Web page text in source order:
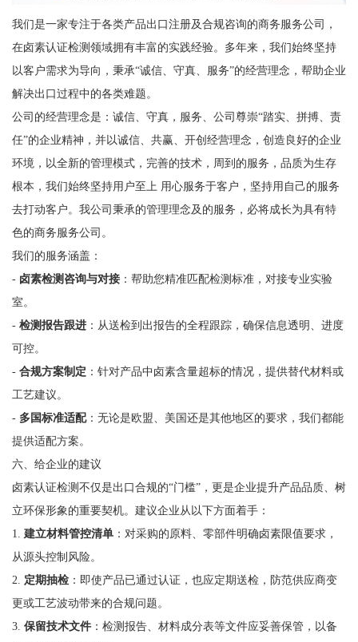
我们是一家专注于各类产品出口注册及合规咨询的商务服务公司，
在卤素认证检测领域拥有丰富的实践经验。多年来，我们始终坚持
以客户需求为导向，秉承“诚信、守真、服务”的经营理念，帮助企业
解决出口过程中的各类难题。
公司的经营理念是：诚信、守真，服务、公司尊崇“踏实、拼搏、责
任”的企业精神，并以诚信、共赢、开创经营理念，创造良好的企业
环境，以全新的管理模式，完善的技术，周到的服务，品质为生存
根本，我们始终坚持用户至上 用心服务于客户，坚持用自己的服务
去打动客户。我公司秉承的管理理念及的服务，必将成长为具有特
色的商务服务公司。
我们的服务涵盖：
- 卤素检测咨询与对接：帮助您精准匹配检测标准，对接专业实验
室。
- 检测报告跟进：从送检到出报告的全程跟踪，确保信息透明、进度
可控。
- 合规方案制定 ：针对产品中卤素含量超标的情况，提供替代材料或
工艺建议。
- 多国标准适配：无论是欧盟、美国还是其他地区的要求，我们都能
提供适配方案。
六、给企业的建议
卤素认证检测不仅是出口合规的“门槛”，更是企业提升产品品质、树
立环保形象的重要契机。建议企业从以下方面着手：
1. 建立材料管控清单：对采购的原料、零部件明确卤素限值要求，
从源头控制风险。
2. 定期抽检：即使产品已通过认证，也应定期送检，防范供应商变
更或工艺波动带来的合规问题。
3. 保留技术文件：检测报告、材料成分表等文件应妥善保管，以备